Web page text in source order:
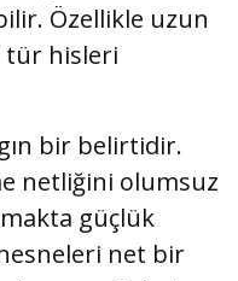
Özellikle uzun
tür hisleri
bir belirtidir.
netliğini olumsuz
güçlük
net bir